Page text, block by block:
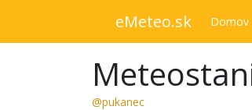
eMeteo.sk Domov
@pukanec